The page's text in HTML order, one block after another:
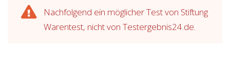
Nachfolgend ein möglicher Test von Stiftung
Warentest, nicht von Testergebnis24.de.